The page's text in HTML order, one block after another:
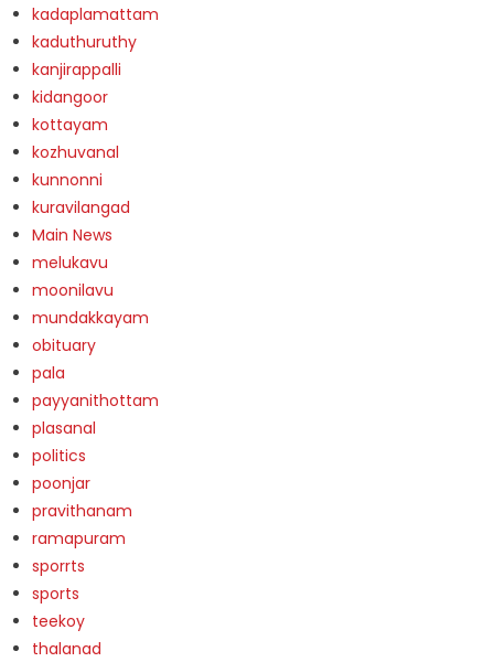
kadaplamattam
kaduthuruthy
kanjirappalli
kidangoor
kottayam
kozhuvanal
kunnonni
kuravilangad
Main News
melukavu
moonilavu
mundakkayam
obituary
pala
payyanithottam
plasanal
politics
poonjar
pravithanam
ramapuram
sporrts
sports
teekoy
thalanad